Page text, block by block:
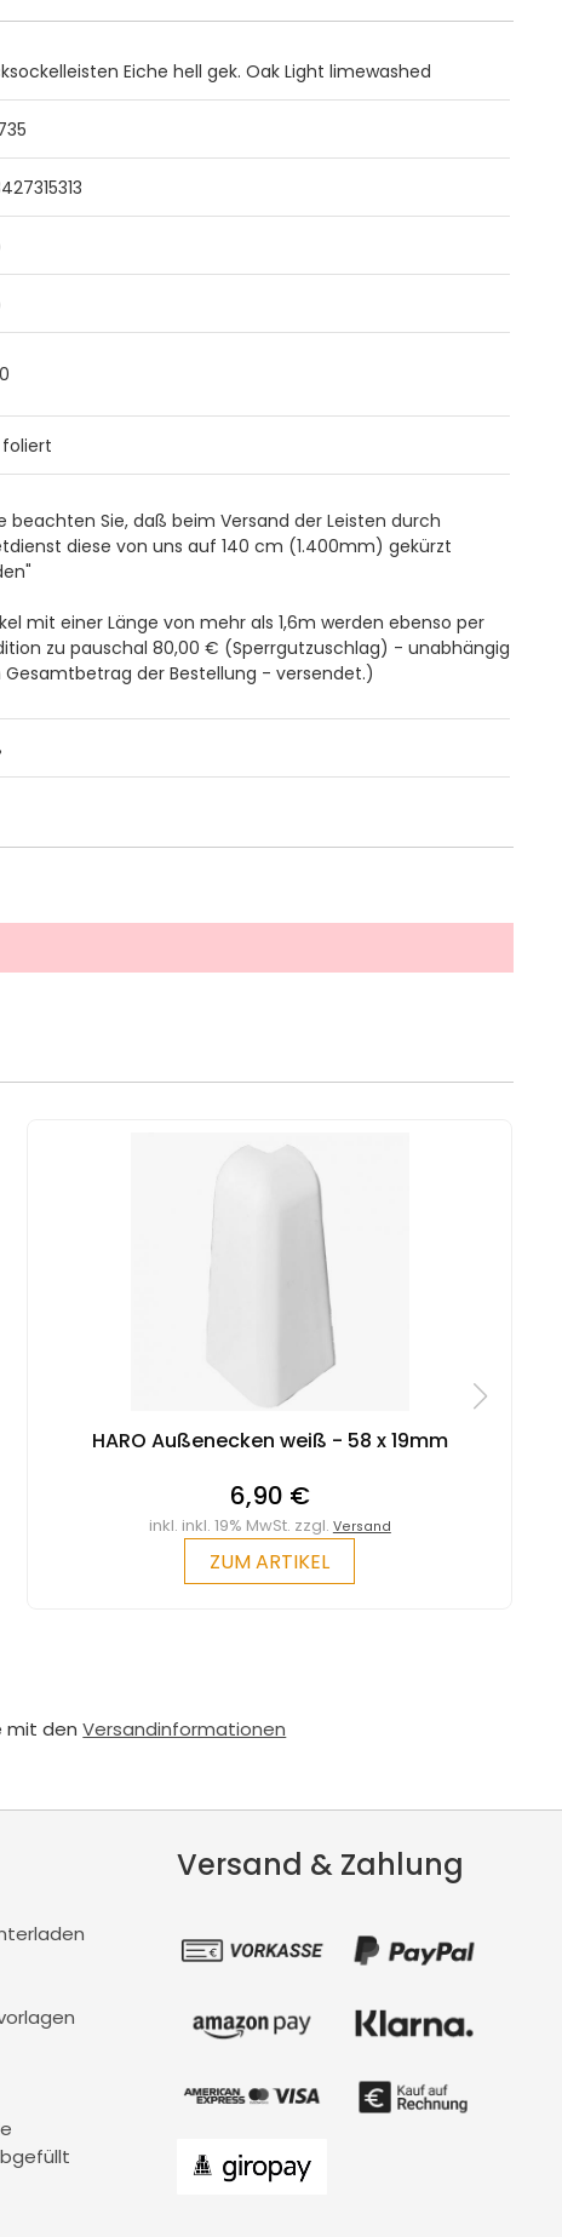
Eiche hell gek. Oak Light limewashed
foliert
beachten Sie, daß beim Versand der Leisten durch
diese von uns auf 140 cm (1.400mm) gekürzt
mit einer Länge von mehr als 1,6m werden ebenso per
zu pauschal 80,00 € (Sperrgutzuschlag) - unabhängig
Gesamtbetrag der Bestellung - versendet.)
HARO Außenecken weiß - 58 x 19mm
6,90 €
inkl. inkl. 19% MwSt. zzgl. Versand
ZUM ARTIKEL
mit denVersandinformationen
Versand & Zahlung